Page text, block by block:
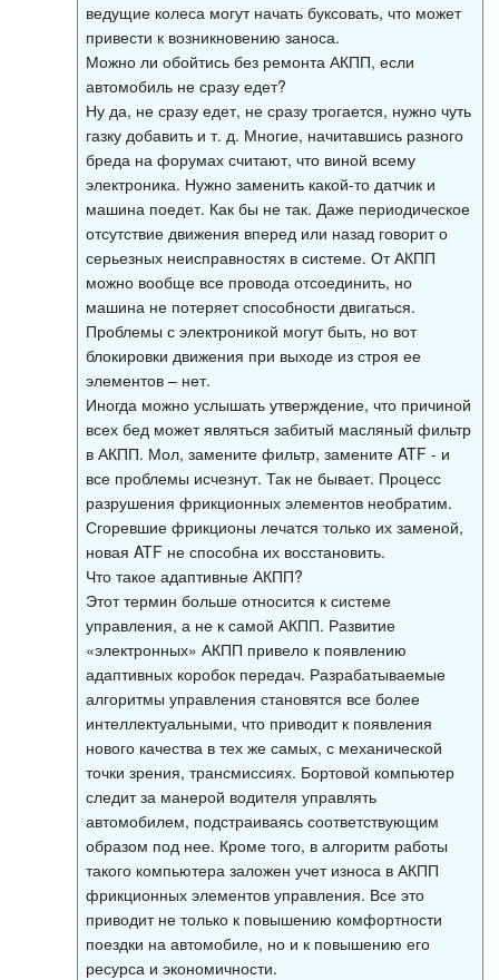
ведущие колеса могут начать буксовать, что может
привести к возникновению заноса.
Можно ли обойтись без ремонта АКПП, если
автомобиль не сразу едет?
Ну да, не сразу едет, не сразу трогается, нужно чуть
газку добавить и т. д. Многие, начитавшись разного
бреда на форумах считают, что виной всему
электроника. Нужно заменить какой-то датчик и
машина поедет. Как бы не так. Даже периодическое
отсутствие движения вперед или назад говорит о
серьезных неисправностях в системе. От АКПП
можно вообще все провода отсоединить, но
машина не потеряет способности двигаться.
Проблемы с электроникой могут быть, но вот
блокировки движения при выходе из строя ее
элементов – нет.
Иногда можно услышать утверждение, что причиной
всех бед может являться забитый масляный фильтр
в АКПП. Мол, замените фильтр, замените ATF - и
все проблемы исчезнут. Так не бывает. Процесс
разрушения фрикционных элементов необратим.
Сгоревшие фрикционы лечатся только их заменой,
новая ATF не способна их восстановить.
Что такое адаптивные АКПП?
Этот термин больше относится к системе
управления, а не к самой АКПП. Развитие
«электронных» АКПП привело к появлению
адаптивных коробок передач. Разрабатываемые
алгоритмы управления становятся все более
интеллектуальными, что приводит к появления
нового качества в тех же самых, с механической
точки зрения, трансмиссиях. Бортовой компьютер
следит за манерой водителя управлять
автомобилем, подстраиваясь соответствующим
образом под нее. Кроме того, в алгоритм работы
такого компьютера заложен учет износа в АКПП
фрикционных элементов управления. Все это
приводит не только к повышению комфортности
поездки на автомобиле, но и к повышению его
ресурса и экономичности.